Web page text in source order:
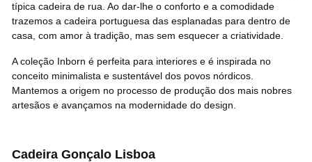
típica cadeira de rua. Ao dar-lhe o conforto e a comodidade
trazemos a cadeira portuguesa das esplanadas para dentro de
casa, com amor à tradição, mas sem esquecer a criatividade.
Acoleção Inborn é perfeita para interiores e é inspirada no
conceito minimalista e sustentável dos povos nórdicos.
Mantemos a origem no processo de produção dos mais nobres
artesãos e avançamos na modernidade do design.
Cadeira Gonçalo Lisboa